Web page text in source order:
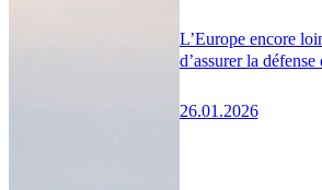
L’Europe encore
d’assurer la
26.01.2026